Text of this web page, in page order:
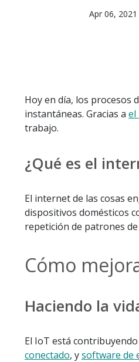
Apr 06, 2021
Hoy en día, los procesos
instantáneas. Gracias a el
trabajo.
¿Qué es el
El internet de las cosas
dispositivos domésticos
repetición de patrones
Cómo
Haciendo la
El IoT está
conectado, ysoftware de